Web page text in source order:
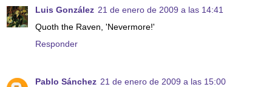
Luis González 21 de enero de 2009 a las 14:41
Quoth the Raven, 'Nevermore!'
Responder
Pablo Sánchez 21 de enero de 2009 a las 15:00